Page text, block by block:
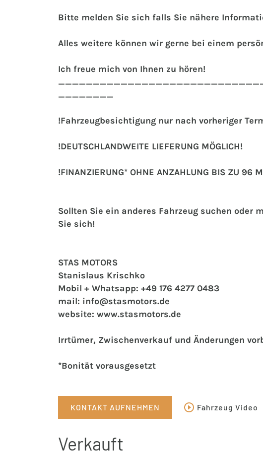
Bitte melden Sie sich falls Sie nähere
Alles weitere können wir gerne bei einem
Ich freue mich von Ihnen zu hören!
________
!Fahrzeugbesichtigung nur nach vorheriger
!DEUTSCHLANDWEITE LIEFERUNG MÖGLICH!
!FINANZIERUNG* OHNE ANZAHLUNG BIS ZU 96
Sollten Sie ein anderes Fahrzeug suchen oder
Sie sich!
STAS MOTORS
Stanislaus Krischko
Mobil + Whatsapp: +49 176 4277 0483
mail: info@stasmotors.de
website: www.stasmotors.de
Irrtümer, Zwischenverkauf und Änderungen
*Bonität vorausgesetzt
KONTAKT AUFNEHMEN Fahrzeug Video
Verkauft